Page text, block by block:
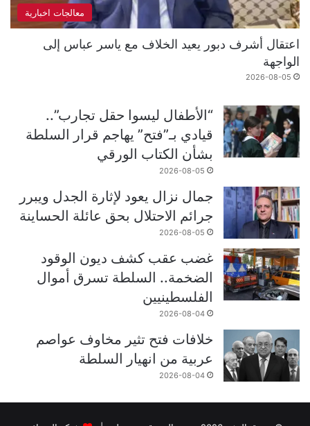
معالجات اخبارية
اعتقال أشرف دبور يعيد الخلاف مع ياسر عباس إلى
الواجهة
2026-08-05
“الأطفال ليسوا حقل تجارب”..
قيادي بـ”فتح” يهاجم قرار السلطة
بشأن الكتاب الورقي
2026-08-05
جمال نزال يعود لإثارة الجدل ويبرر
جرائم الاحتلال بحق عائلة الحساينة
2026-08-05
غضب عقب كشف ديون الوقود
الضخمة.. السلطة تسرق أموال
الفلسطينيين
2026-08-04
خلافات فتح تثير مخاوف عواصم
عربية من انهيار السلطة
2026-08-04